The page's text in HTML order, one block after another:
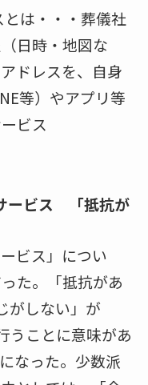
％となった。
多かったのは、
して、どこか軽
いで「きちんと
た。※理由は複
用した訃報・葬
は・・・葬儀社
日時・地図な
ドレスを、自身